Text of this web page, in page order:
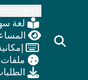
content
لغة
ملفات